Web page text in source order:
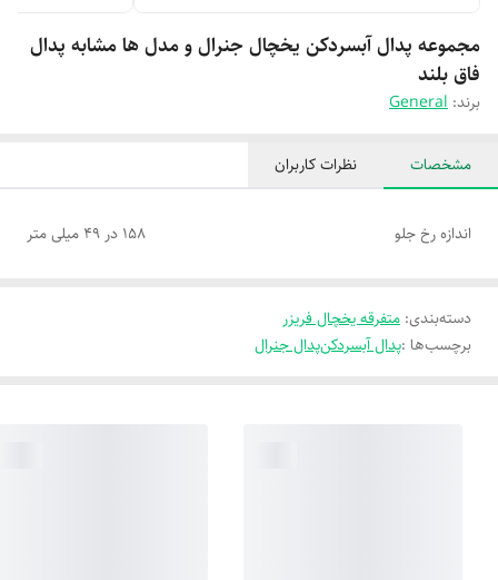
مجموعه پدال آبسردکن یخچال جنرال و مدل ها مشابه پدال
فاق بلند
برند: General
مشخصات نظرات کاربران
اندازه رخ جلو 158 در 49 میلی متر
دسته‌بندی: متفرقه یخچال فریزر
برچسب‌ها :پدال آبسردکنپدال جنرال